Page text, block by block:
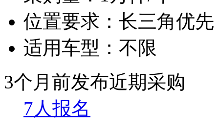
位置要求： 长三角优先
适用车型： 不限
3个月前发布近期采购
7人报名